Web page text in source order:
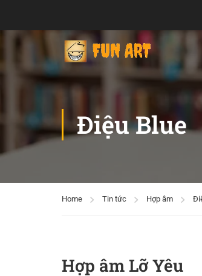
Điệu Blue
Home Tin tức Hợp âm
Hợp âm Lỡ Yêu